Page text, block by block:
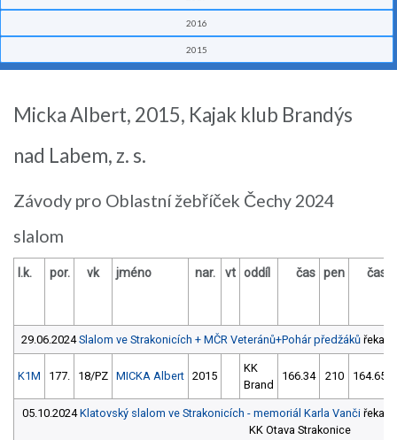
2016
2015
Micka Albert, 2015, Kajak klub Brandýs
nad Labem, z. s.
Závody pro Oblastní žebříček Čechy 2024
slalom
l.k. por. vk jméno nar. vt oddíl čas pen čas
29.06.2024Slalom ve Strakonicích + MČR Veteránů+Pohár předžáků řeka
K1M 177. 18/PZ MICKA Albert 2015
KK
Brand
166.34 210 164.65
05.10.2024Klatovský slalom ve Strakonicích - memoriál Karla Vančiřeka
KK Otava Strakonice